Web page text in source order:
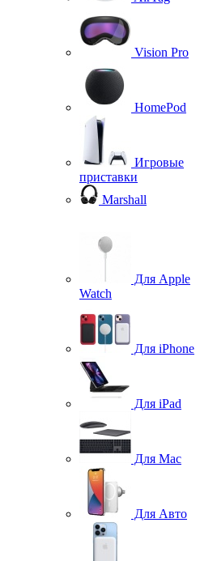
Vision Pro
HomePod
Игровые
приставки
Marshall
Для Apple
Watch
Для iPhone
Для iPad
Для Mac
Для Авто